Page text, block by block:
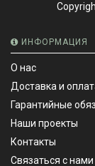
ИНФОРМАЦИЯ
О нас
Доставка и
Гарантийные
Наши проекты
Контакты
Связаться с нами